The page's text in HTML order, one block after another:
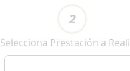
2
Selecciona Prestación a